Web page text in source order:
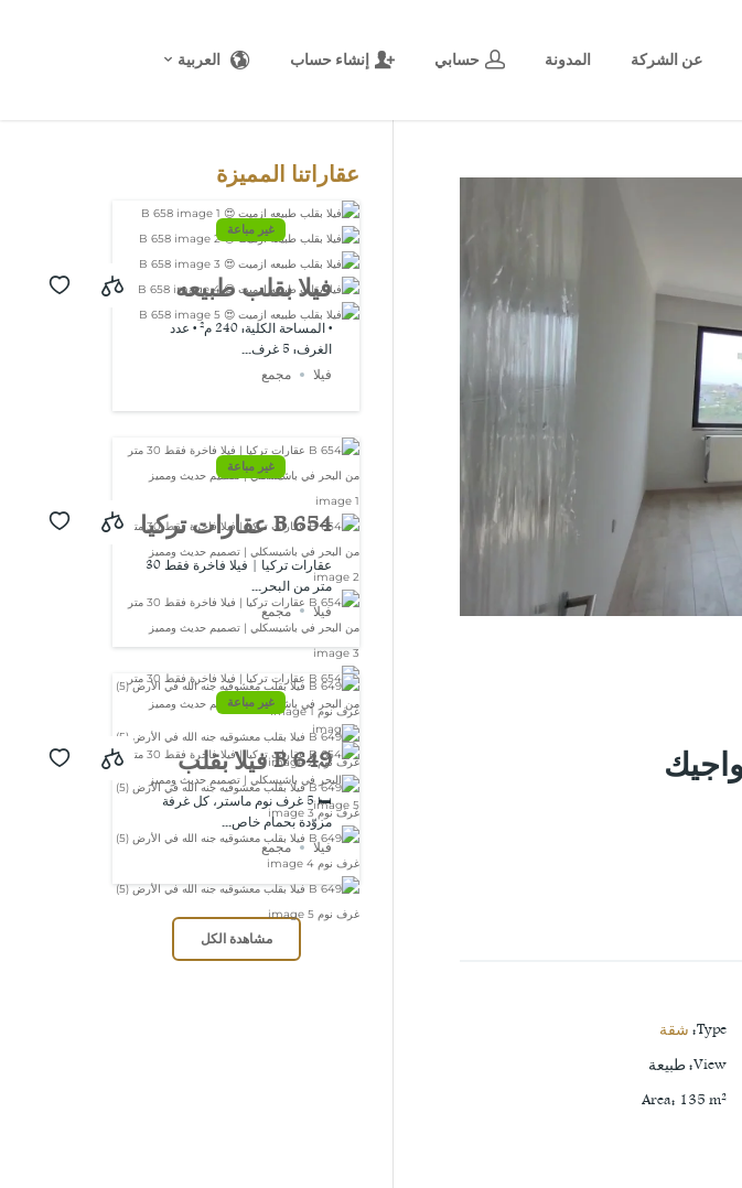
عن الشركة المدونة حسابي إنشاء حساب العربية
Type
: شقة
View
:طبيعة
Area: 135 m²
عقاراتنا المميزة
غير مباعة
فيلا بقلب طبيعه
ازميت 😍 B 658
• المساحة الكلية: 240 م² • عدد
الغرف: 5 غرف...
فيلا
مجمع
غير مباعة
B 654 عقارات تركيا
| فيلا فاخرة فقط
30 متر من البحر
في باشيسكلي |
تصميم حديث
ومميز
عقارات تركيا | فيلا فاخرة فقط 30
متر من البحر...
فيلا
مجمع
غير مباعة
B 649 فيلا بقلب
معشوقيه جنه الله
في الأرض (5) غرف
نوم
🛏️ 5 غرف نوم ماستر، كل غرفة
مزوّدة بحمام خاص...
فيلا
مجمع
مشاهدة الكل